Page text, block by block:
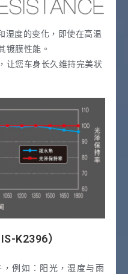
湿度的变化，即使在高温
镀膜性能。
让您车身长久维持完美状
K2396）
例如：阳光，湿度与雨